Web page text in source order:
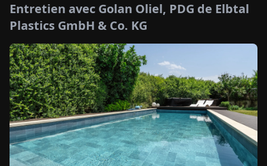
Entretien avec Golan Oliel, PDG de Elbtal
Plastics GmbH & Co. KG